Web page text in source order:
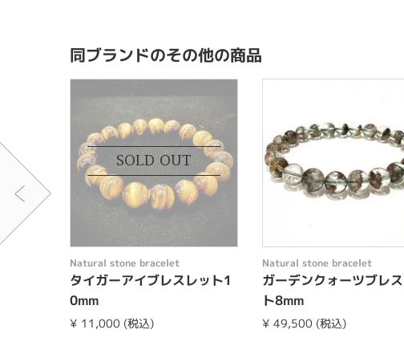
同ブランドのその他の商品
SOLD OUT
Natural stone bracelet
タイガーアイブレスレット1
0mm
¥ 11,000 (税込)
Natural stone bracelet
ガーデンクォーツブレ
ト8mm
¥ 49,500 (税込)